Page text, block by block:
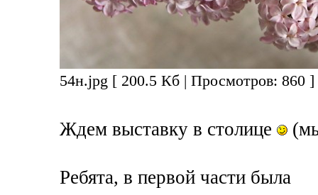
54н.jpg [ 200.5 Кб | Просмотров: 860 ]
Ждем выставку в столице
Ребята, в первой части была